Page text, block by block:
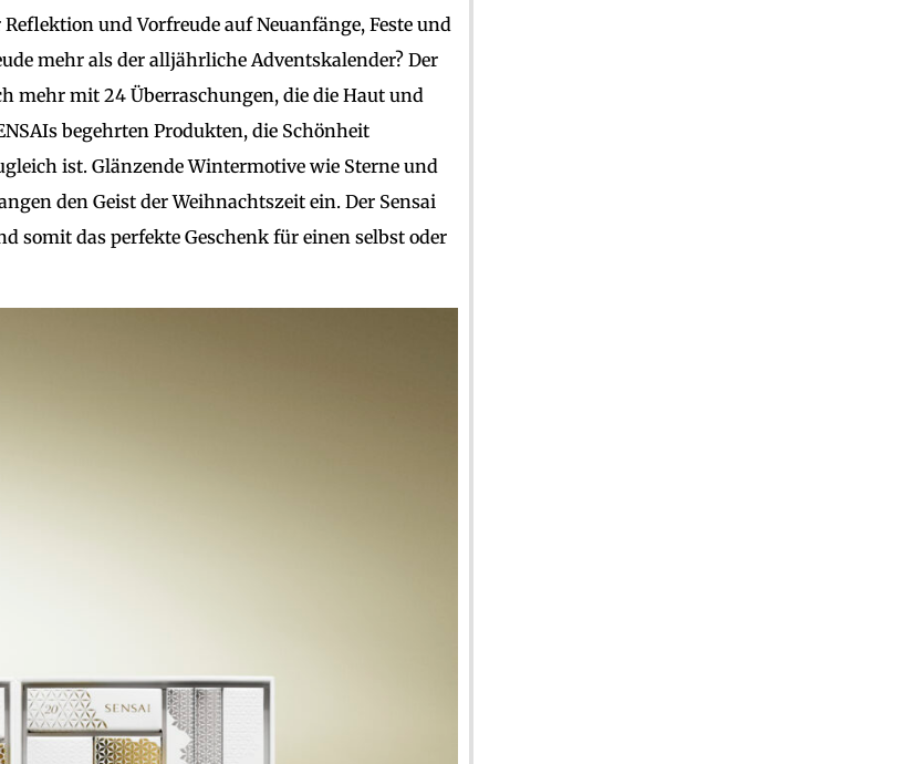
und Vorfreude auf Neuanfänge, Feste und
mehr als der alljährliche Adventskalender? Der
mehr mit 24 Überraschungen, die die Haut und
begehrten Produkten, die Schönheit
ist. Glänzende Wintermotive wie Sterne und
den Geist der Weihnachtszeit ein. Der Sensai
somit das perfekte Geschenk für einen selbst oder